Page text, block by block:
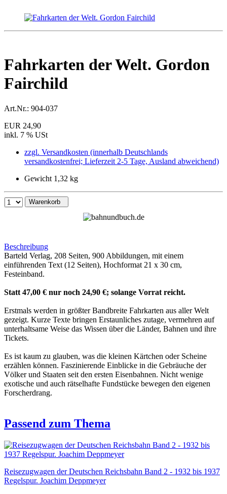
Fahrkarten der Welt. Gordon
Fairchild
Art.Nr.: 904-037
EUR 24,90
inkl. 7 % USt
zzgl. Versandkosten (innerhalb Deutschlands
versandkostenfrei; Lieferzeit 2-5 Tage, Ausland abweichend)
Gewicht 1,32 kg
Warenkorb
Beschreibung
Barteld Verlag, 208 Seiten, 900 Abbildungen, mit einem
einführenden Text (12 Seiten), Hochformat 21 x 30 cm,
Festeinband.
Statt 47,00 € nur noch 24,90 €; solange Vorrat reicht.
Erstmals werden in größter Bandbreite Fahrkarten aus aller Welt
gezeigt. Kurze Texte bringen Erstaunliches zutage, vermehren auf
unterhaltsame Weise das Wissen über die Länder, Bahnen und ihre
Tickets.
Es ist kaum zu glauben, was die kleinen Kärtchen oder Scheine
erzählen können. Faszinierende Einblicke in die Gebräuche der
Völker und Staaten seit den ersten Eisenbahnen. Nicht wenige
exotische und auch rätselhafte Fundstücke bewegen den eigenen
Forscherdrang.
Passend zum Thema
Reisezugwagen der Deutschen Reichsbahn Band 2 - 1932 bis 1937
Regelspur. Joachim Deppmeyer